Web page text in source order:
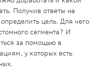
Получив ответы на
цель. Для чего
сегмента? И
за помощью в
у которых есть